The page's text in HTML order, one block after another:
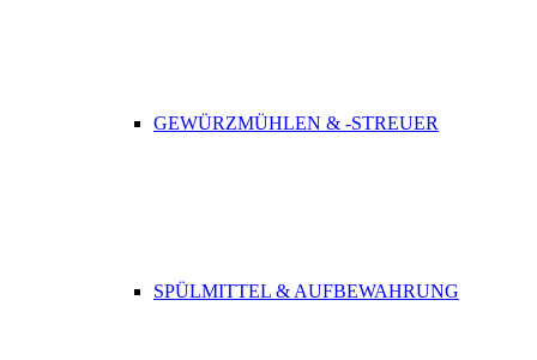
GEWÜRZMÜHLEN & -STREUER
SPÜLMITTEL & AUFBEWAHRUNG